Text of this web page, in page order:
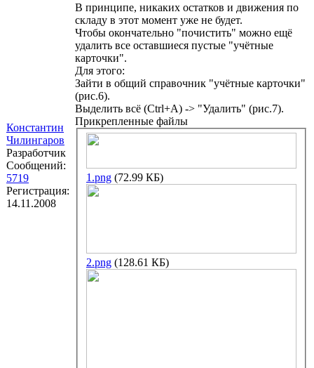
Константин
Чилингаров
Разработчик
Сообщений:
5719
Регистрация:
14.11.2008
В принципе, никаких остатков и движения по
складу в этот момент уже не будет.
Чтобы окончательно "почистить" можно ещё
удалить все оставшиеся пустые "учётные
карточки".
Для этого:
Зайти в общий справочник "учётные карточки"
(рис.6).
Выделить всё (Ctrl+A) -> "Удалить" (рис.7).
Прикрепленные файлы
1.png (72.99 КБ)
2.png (128.61 КБ)